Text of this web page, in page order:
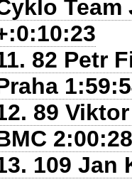
82 Petr
89
109 Jan